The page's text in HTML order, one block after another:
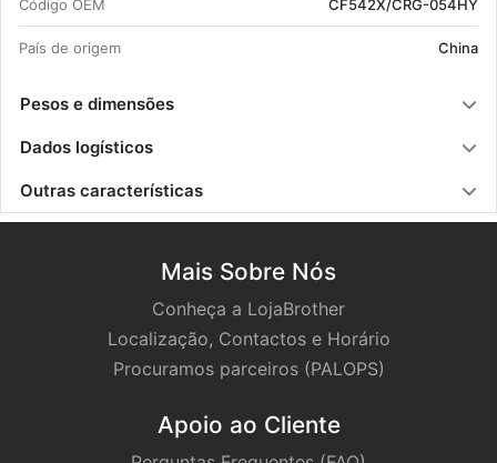
Có­digo OEM CF542X/CRG-054HY
País de origem China
Pesos e dimensões
Dados logísticos
Outras características
Mais Sobre Nós
Conheça a LojaBrother
Localização, Contactos e Horário
Procuramos parceiros (PALOPS)
Apoio ao Cliente